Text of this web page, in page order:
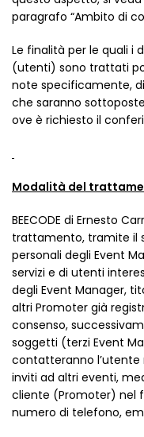
paragrafo “Ambito di
Le finalità per le quali i
(utenti) sono trattati
note specificamente,
che saranno
ove è richiesto il
Modalità del
BEECODE di Ernesto
trattamento, tramite il
personali degli Event
servizi e di utenti
degli Event Manager,
altri Promoter già
consenso,
soggetti (terzi Event
contatteranno
inviti ad altri eventi,
cliente (Promoter) nel
numero di telefono,